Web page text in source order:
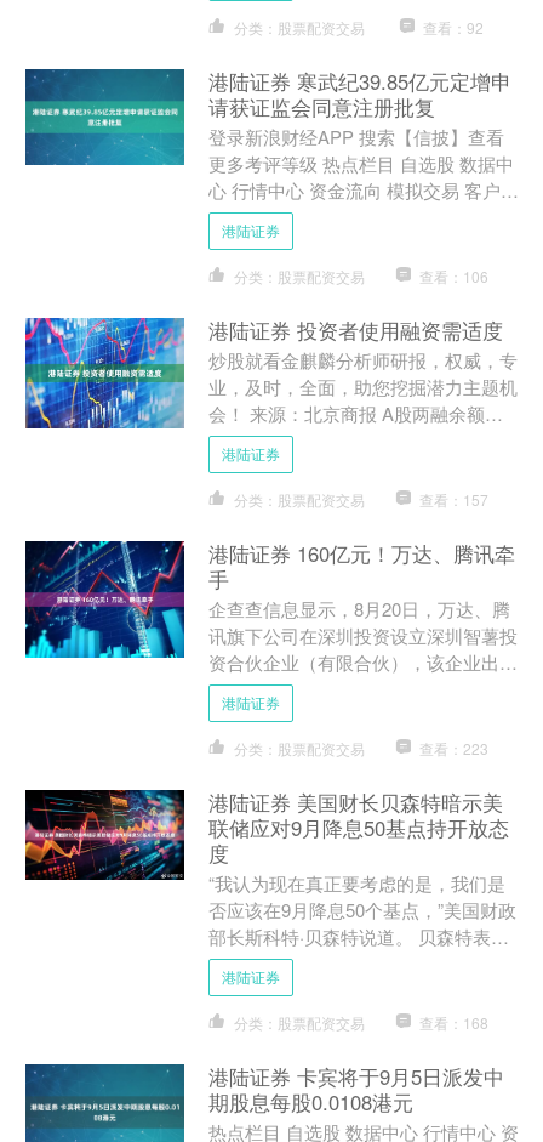
分类：股票配资交易 查看：92
港陆证券 寒武纪39.85亿元定增申
请获证监会同意注册批复
登录新浪财经APP 搜索【信披】查看
更多考评等级 热点栏目 自选股 数据中
心 行情中心 资金流向 模拟交易 客户端
9月9日，中科寒武纪科技股份有限公司
（以下简....
港陆证券
分类：股票配资交易 查看：106
港陆证券 投资者使用融资需适度
炒股就看金麒麟分析师研报，权威，专
业，及时，全面，助您挖掘潜力主题机
会！ 来源：北京商报 A股两融余额创
新高，意味着投资者融资买股的积极性
越来越高。虽然A股市场....
港陆证券
分类：股票配资交易 查看：157
港陆证券 160亿元！万达、腾讯牵
手
企查查信息显示，8月20日，万达、腾
讯旗下公司在深圳投资设立深圳智薯投
资合伙企业（有限合伙），该企业出资
额为160.76亿元。8月21日，万达与京
东旗下公司也成....
港陆证券
分类：股票配资交易 查看：223
港陆证券 美国财长贝森特暗示美
联储应对9月降息50基点持开放态
度
“我认为现在真正要考虑的是，我们是
否应该在9月降息50个基点，”美国财政
部长斯科特·贝森特说道。 贝森特表
示，如果美联储掌握了“真实的”就业报
告数据，他们本可能....
港陆证券
分类：股票配资交易 查看：168
港陆证券 卡宾将于9月5日派发中
期股息每股0.0108港元
热点栏目 自选股 数据中心 行情中心 资